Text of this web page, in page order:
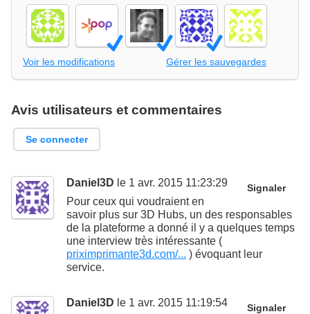
Voir les modifications Gérer les sauvegardes
Avis utilisateurs et commentaires
Se connecter
Daniel3D le 1 avr. 2015 11:23:29 Signaler
Pour ceux qui voudraient en
savoir plus sur 3D Hubs, un des responsables
de la plateforme a donné il y a quelques temps
une interview très intéressante (
priximprimante3d.com/... ) évoquant leur
service.
Daniel3D le 1 avr. 2015 11:19:54 Signaler